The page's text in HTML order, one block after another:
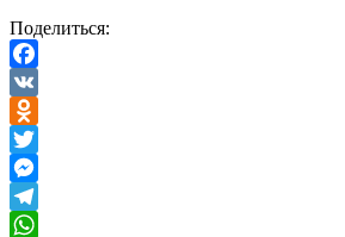
Поделиться:
Facebook
VK
Odnoklassniki
Twitter
Messenger
Telegram